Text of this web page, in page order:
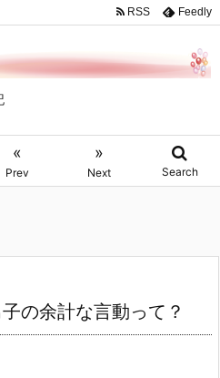
«
Prev
»
Next Search
RSS Feedly
の余計な言動って？